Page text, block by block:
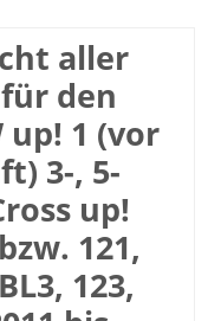
aller
den
up! 1 (vor
3-, 5-
up!
121,
123,